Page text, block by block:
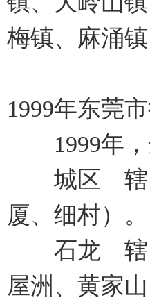
梅镇、麻涌
1999年东莞
1999年，
城区 辖：
厦、细村）
石龙 辖：
屋洲、黄家